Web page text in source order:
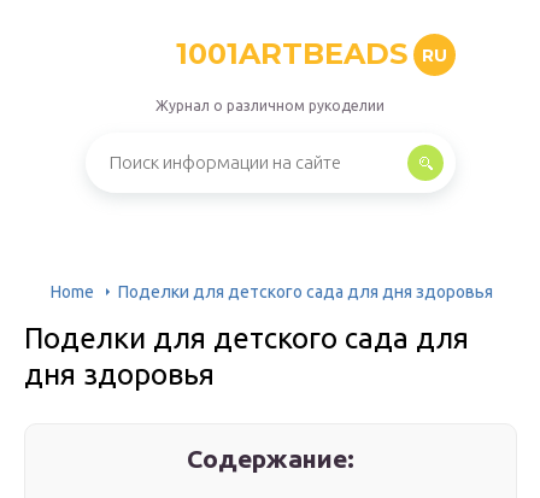
1001ARTBEADS RU
Журнал о различном рукоделии
Home Поделки для детского сада для дня здоровья
Поделки для детского сада для
дня здоровья
Содержание: